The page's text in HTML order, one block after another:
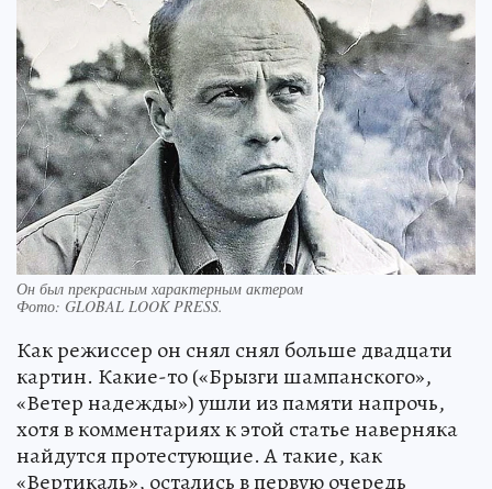
Он был прекрасным характерным актером
Фото: GLOBAL LOOK PRESS.
Как режиссер он снял снял больше двадцати
картин. Какие-то («Брызги шампанского»,
«Ветер надежды») ушли из памяти напрочь,
хотя в комментариях к этой статье наверняка
найдутся протестующие. А такие, как
«Вертикаль», остались в первую очередь